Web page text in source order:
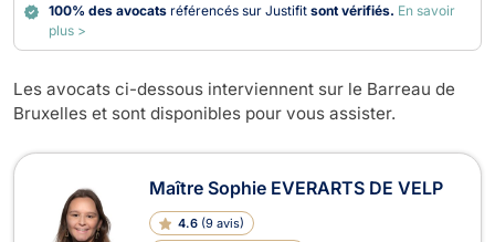
100% des avocats référencés sur Justifitsont vérifiés. En savoir
plus >
Les avocats ci-dessous interviennent sur le Barreau de
Bruxelles et sont disponibles pour vous assister.
Avocats à Auderghem
Maître Sophie EVERARTS DE VELP
4.6 (9 avis)